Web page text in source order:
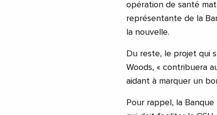
opération de santé
représentante de la
la nouvelle.
Du reste, le projet qui
Woods, « contribuera
aidant à marquer un
Pour rappel, la